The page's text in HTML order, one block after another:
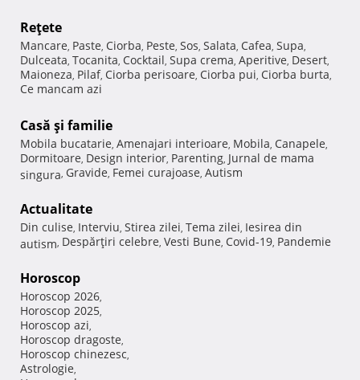
Reţete
Mancare, Paste, Ciorba, Peste, Sos, Salata, Cafea, Supa,
Dulceata, Tocanita, Cocktail, Supa crema, Aperitive, Desert,
Maioneza, Pilaf, Ciorba perisoare, Ciorba pui, Ciorba burta,
Ce mancam azi
Casă şi familie
Mobila bucatarie, Amenajari interioare, Mobila, Canapele,
Dormitoare, Design interior, Parenting, Jurnal de mama
singura, Gravide, Femei curajoase, Autism
Actualitate
Din culise, Interviu, Stirea zilei, Tema zilei, Iesirea din
autism, Despărţiri celebre, Vesti Bune, Covid-19, Pandemie
Horoscop
Horoscop 2026,
Horoscop 2025,
Horoscop azi,
Horoscop dragoste,
Horoscop chinezesc,
Astrologie,